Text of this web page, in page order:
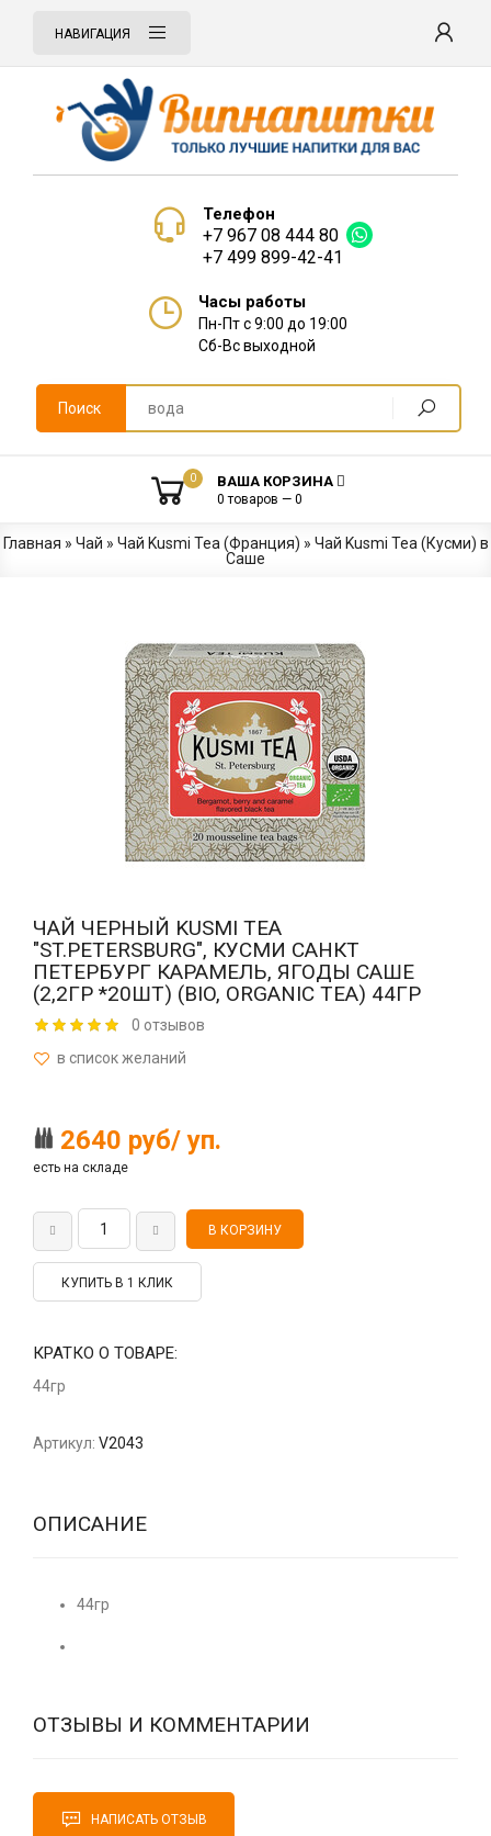
НАВИГАЦИЯ
Телефон
+7 967 08 444 80
+7 499 899-42-41
Часы работы
Пн-Пт с 9:00 до 19:00
Сб-Вс выходной
Поиск
0 ВАША КОРЗИНА
0 товаров — 0
Главная » Чай » Чай Kusmi Tea (Франция) » Чай Kusmi Tea (Кусми) в
Саше
ЧАЙ ЧЕРНЫЙ KUSMI TEA
"ST.PETERSBURG", КУСМИ САНКТ
ПЕТЕРБУРГ КАРАМЕЛЬ, ЯГОДЫ САШЕ
(2,2ГР *20ШТ) (BIO, ORGANIC TEA) 44ГР
0 отзывов
2640 руб/ уп.
есть на складе
КУПИТЬ В 1 КЛИК
КРАТКО О ТОВАРЕ:
44гр
Артикул: V2043
ОПИСАНИЕ
44гр
ОТЗЫВЫ И КОММЕНТАРИИ
НАПИСАТЬ ОТЗЫВ